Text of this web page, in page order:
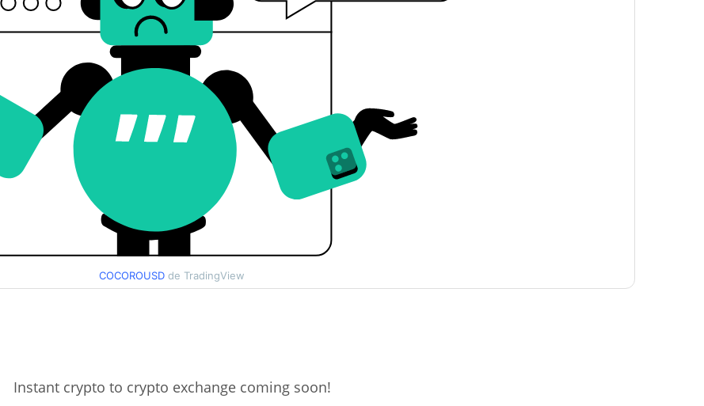
COCOROUSD de TradingView
Instant crypto to crypto exchange coming soon!